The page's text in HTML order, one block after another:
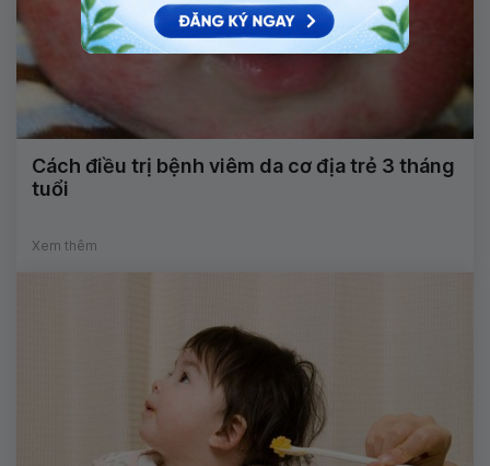
Cách điều trị bệnh viêm da cơ địa trẻ 3 tháng
tuổi
Xem thêm